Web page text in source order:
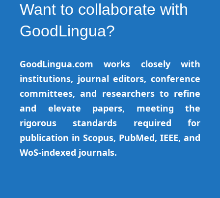
Want to collaborate with
GoodLingua?
GoodLingua.com works closely with
institutions, journal editors, conference
committees, and researchers to refine
and elevate papers, meeting the
rigorous standards required for
publication in Scopus, PubMed, IEEE, and
WoS-indexed journals.